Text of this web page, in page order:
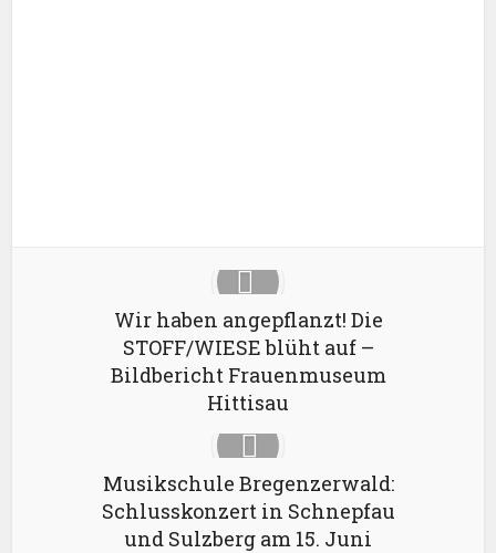
Wir haben angepflanzt! Die
STOFF/WIESE blüht auf –
Bildbericht Frauenmuseum
Hittisau
Musikschule Bregenzerwald:
Schlusskonzert in Schnepfau
und Sulzberg am 15. Juni